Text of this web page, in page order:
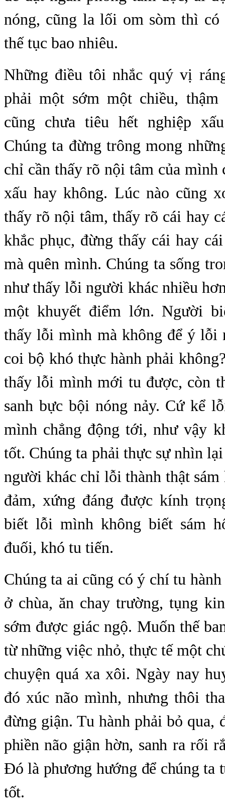
nóng, cũng la lối om sòm thì có
thế tục bao nhiêu.
Những điều tôi nhắc quý vị
phải một sớm một chiều,
cũng chưa tiêu hết nghiệp
Chúng ta đừng trông mong
chỉ cần thấy rõ nội tâm của mình
xấu hay không. Lúc nào cũng
thấy rõ nội tâm, thấy rõ cái hay
khắc phục, đừng thấy cái hay
mà quên mình. Chúng ta sống
như thấy lỗi người khác nhiều
một khuyết điểm lớn. Người
thấy lỗi mình mà không để ý lỗi
coi bộ khó thực hành phải
thấy lỗi mình mới tu được, còn
sanh bực bội nóng nảy. Cứ kể
mình chẳng động tới, như vậy
tốt. Chúng ta phải thực sự nhìn
người khác chỉ lỗi thành thật
đảm, xứng đáng được kính
biết lỗi mình không biết sám
đuối, khó tu tiến.
Chúng ta ai cũng có ý chí tu
ở chùa, ăn chay trường, tụng
sớm được giác ngộ. Muốn thế
từ những việc nhỏ, thực tế một
chuyện quá xa xôi. Ngày nay
đó xúc não mình, nhưng thôi
đừng giận. Tu hành phải bỏ qua,
phiền não giận hờn, sanh ra rối
Đó là phương hướng để chúng ta
tốt.